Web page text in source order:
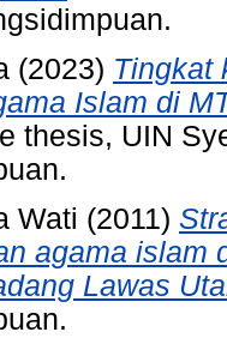
(2023) Tingkat
Islam di
thesis, UIN
Wati (2011)
agama islam
Lawas